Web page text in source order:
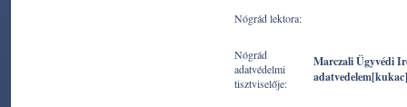
Nógrád lektora:
Nógrád
adatvédelmi
tisztviselője:
Marczali Ügyvédi